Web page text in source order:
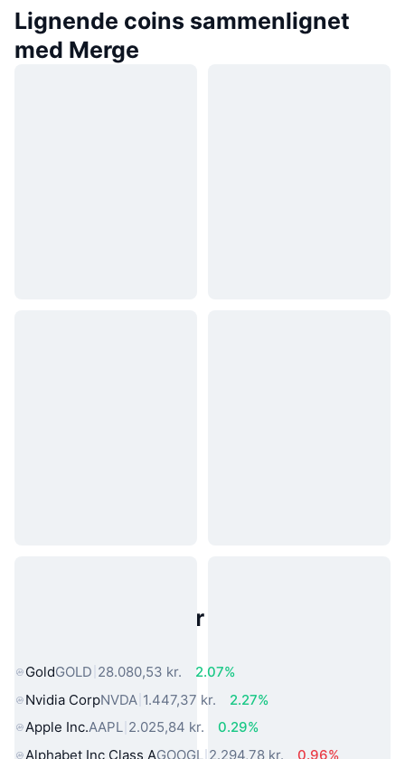
Lignende coins sammenlignet
med Merge
Populære aktiver fra den virkelige
GoldGOLD 28.080,53 kr.
2.07%
Nvidia CorpNVDA 1.447,37 kr.
2.27%
Apple Inc.AAPL 2.025,84 kr.
0.29%
Alphabet Inc Class AGOOGL 2.294,78 kr.
0.96%